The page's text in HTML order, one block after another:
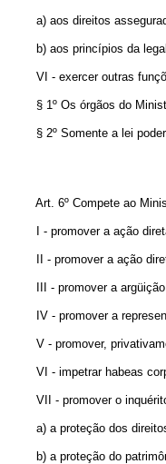
a) aos direitos
b) aos princípios da
VI - exercer outras
§ 1º Os órgãos do
§ 2º Somente a lei
Art. 6º Compete ao
I - promover a ação
II - promover a ação
III - promover a
IV - promover a
V - promover,
VI - impetrar habeas
VII - promover o
a) a proteção dos
b) a proteção do